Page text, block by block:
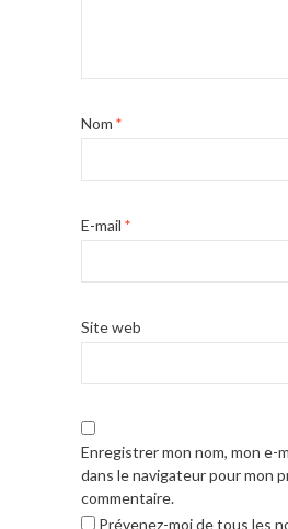
Nom *
E-mail *
Site web
Enregistrer mon nom, mon e-
dans le navigateur pour mon
commentaire.
Prévenez-moi de tous les